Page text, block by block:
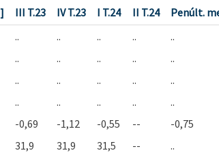
III T.23 IV T.23 I T.24 II T.24 Penúlt.
.. .. .. .. ..
.. .. .. .. ..
.. .. .. .. ..
.. .. .. .. ..
-0,69 -1,12 -0,55 -- -0,75
31,9 31,9 31,5 -- ..